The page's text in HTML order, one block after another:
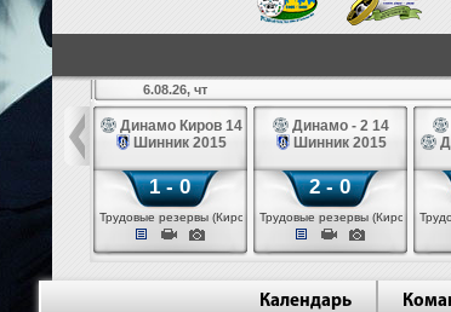
белые 14
6.08.26, чт
Динамо Киров 14
Шинник 2015
1 - 0
Трудовые резервы (Киров)
Динамо - 2 14
Шинник 2015
2 - 0
Трудовые резервы (Киров)
Календарь